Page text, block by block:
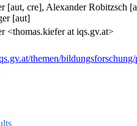
[aut, cre], Alexander Robitzsch
[aut]
<thomas.kiefer at iqs.gv.at>
themen/